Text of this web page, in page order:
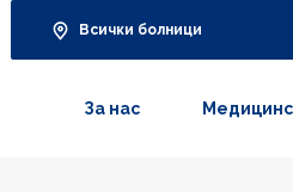
Всички болници
За нас